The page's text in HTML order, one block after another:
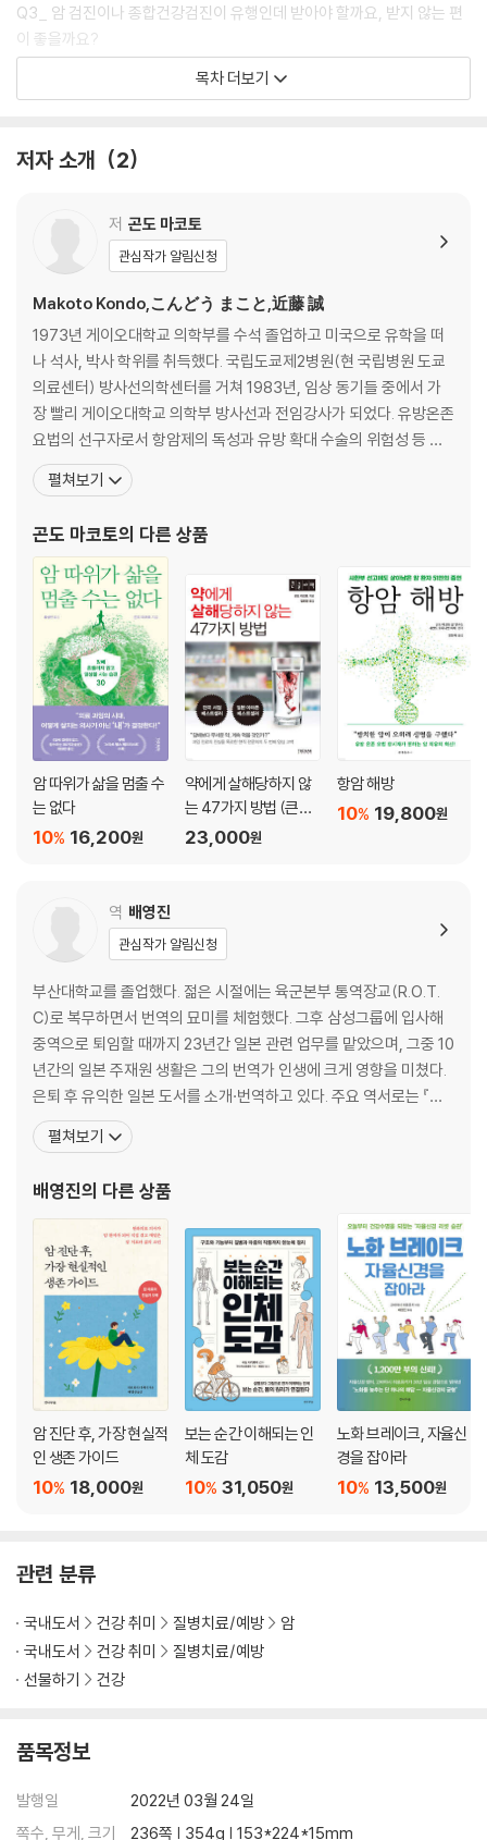
Q3_ 암 검진이나 종합건강검진이 유행인데 받아야 할까요, 받지 않는 편
이 좋을까요?
Q4_ 나의 암이 진짜 암인지 유사 암인지는 어떻게 분별하나요? 림프샘에
Q7_ 수술하면 암이 날뛴다던데, 정말인가요? 다른 치료법은 없나요?
말을 하던데, 무슨 뜻인가요?
Q9_ 암을 치료하지 않으면 점점 커지고 악화되어 빨리 죽나요?
Q10_ 암에 역습당한 사람 중에 유명인도 있나요?
Q11_ 최근의 항암제는 부작용이 적으면서 효과까지 좋다는데, 사실인가
요?
Q12_ 옵디보로 암이 치료된 사람도 있다던데, 정말인가요?
Q13_ 수술하지 않고 방사선, 라디오파, 스텐트로 치료하면 어떤 점을 주
의해야 하나요?
난 사람들-
무엇일까?
Q1_ 건강검진 결과 위에 지름 3cm 크기의 암이 생겼다 해서 병원을 5군
데나 다녔습니다. 의사들은 모두 ‘전체 적출’을 권하는데, 위를 잘라내고 싶
지는 않습니다. -다카하시(가명), 53세, 남성
Q2_ 유선(젖샘)의 ‘석회화’로부터 유관 내 유방암이 발견되어 ‘유방 전체
적출’을 강하게 권유받았습니다. -다나카(가명), 40세, 여성
유방암 2A기, 트리플 네거티브(삼중음성 유방암)로 진단되어 수술과 항
암제 이외에는 치료법이 없다는 선고를 받았습니다. -스즈키(가명), 59
세, 여성
배우라서 수술도 항암제치료도 피하고 싶습니다. 하지만 암은 어떻게 좀
Q4_ 건강검진에서 폐에 직경 4cm 정도의 암 같은 그림자가 발견됐습니
Q5_ 대장암 절제 수술을 받은 지 2년이 지났습니다. 간에서 지름 1cm 크
기의 전이가 1개 발견되었는데, 주치의가 ‘바로 수술과 항암제치료를 하면
나을 가능성이 40% 정도’라고 합니다. -다치바나(가명), 58세, 여성
제3장. 암과의 공생 -몸을 해치지 않고 평온하게 암과 함께 지내는 방법-
Q1_ 왜 의학 기술이 발달해도 암 사망률은 줄어들지 않는 건가요?
Q2_ 70세 이상의 고령자라면 암 치료는 하지 않는 편이 좋을까요?
Q3_ 의료용 마약(모르핀)은 중독되거나 죽음을 재촉하지는 않나요?
Q4_ 암은 생의 마지막 순간까지 통증이 매우 심한가요?
제4장. “이것만 하면 암이 예방되거나 사라진다”는 말은 전부 엉터리 -암
환자들을 헷갈리게 하는 풍문들-
Q1_ 뜨거운 목욕탕에서 몸을 따뜻하게 하여 체온을 올리면 암이 없어질까
Q2_ 헬리코박터파일로리균이나 유전자 검사 키트를 이용하면 암을 예방
할 수 있나요?
Q3_ 암을 사라지게 하는 음식이 정말 있을까요?
Q4_ 담배와 마찬가지로 술과 커피도 암의 원인인가요?
암과 공생하기 위한 마음가짐 30가지
목차 더보기
저자 소개 2
저 곤도 마코토
관심작가 알림신청
Makoto Kondo,こんどう まこと,近藤 誠
1973년 게이오대학교 의학부를 수석 졸업하고 미국으로 유학을 떠
나 석사, 박사 학위를 취득했다. 국립도쿄제2병원(현 국립병원 도쿄
의료센터) 방사선의학센터를 거쳐 1983년, 임상 동기들 중에서 가
장 빨리 게이오대학교 의학부 방사선과 전임강사가 되었다. 유방온존
요법의 선구자로서 항암제의 독성과 유방 확대 수술의 위험성 등 암
치료에 대한 선구적인 의견을 일반인이 알기 쉽게 소개해왔다. 또 암
방사선 치료를 전공하며 환자 입장의 치료를 현실화하기 위해 의료
60회 기쿠치간 상을 수상했지만, 기존 의학계에는 눈엣가
펼쳐보기
곤도 마코토의 다른 상품
암 따위가 삶을 멈출 수
는 없다
16,200원
10%
약에게 살해당하지 않
는 47가지 방법 (큰글
자책)
23,000원
항암 해방
19,800원
10%
역 배영진
관심작가 알림신청
부산대학교를 졸업했다. 젊은 시절에는 육군본부 통역장교(R.O.T.
C)로 복무하면서 번역의 묘미를 체험했다. 그후 삼성그룹에 입사해
중역으로 퇴임할 때까지 23년간 일본 관련 업무를 맡았으며, 그중 10
년간의 일본 주재원 생활은 그의 번역가 인생에 크게 영향을 미쳤다.
은퇴 후 유익한 일본 도서를 소개·번역하고 있다. 주요 역서로는 『아
이 두뇌, 먹는 음식이 90%다』, 『5목을 풀어주면 기분 나쁜 통증이 사
라진다』, 『은밀한 살인자 초미세먼지 PM2.5』, 『당뇨병, 약을 버리고
『초간단 척추 컨디
펼쳐보기
배영진의 다른 상품
암 진단 후, 가장 현실적
인 생존 가이드
18,000원
10%
보는 순간 이해되는 인
체 도감
31,050원
10%
노화 브레이크, 자율신
경을 잡아라
13,500원
10%
관련 분류
국내도서 건강 취미 질병치료/예방
암
국내도서
건강 취미
질병치료/예방
선물하기
건강
품목정보
발행일
2022년 03월 24일
쪽수, 무게, 크기
236쪽 | 354g | 153*224*15mm